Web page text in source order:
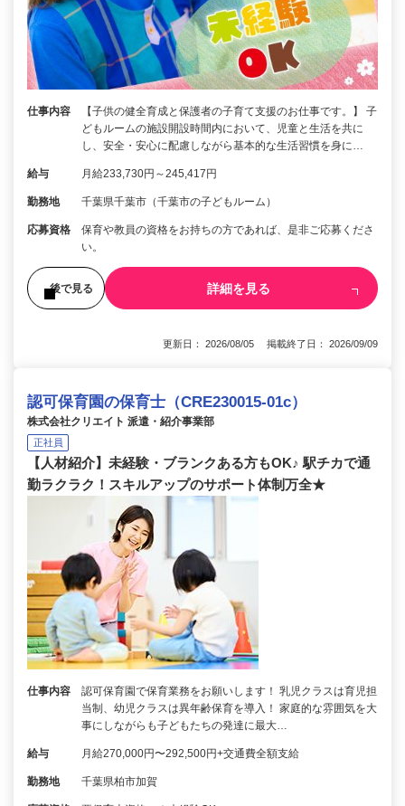
仕事内容
【子供の健全育成と保護者の子育て支援のお仕事です。】 子
どもルームの施設開設時間内において、児童と生活を共に
し、安全・安心に配慮しながら基本的な生活習慣を身に…
給与 月給233,730円～245,417円
勤務地 千葉県千葉市（千葉市の子どもルーム）
応募資格
保育や教員の資格をお持ちの方であれば、是非ご応募くださ
い。
後で見る 詳細を見る
更新日： 2026/08/05 掲載終了日： 2026/09/09
認可保育園の保育士（CRE230015-01c）
株式会社クリエイト 派遣・紹介事業部
正社員
【人材紹介】未経験・ブランクある方もOK♪ 駅チカで通
勤ラクラク！スキルアップのサポート体制万全★
仕事内容
認可保育園で保育業務をお願いします！ 乳児クラスは育児担
当制、幼児クラスは異年齢保育を導入！ 家庭的な雰囲気を大
事にしながらも子どもたちの発達に最大…
給与 月給270,000円〜292,500円+交通費全額支給
勤務地 千葉県柏市加賀